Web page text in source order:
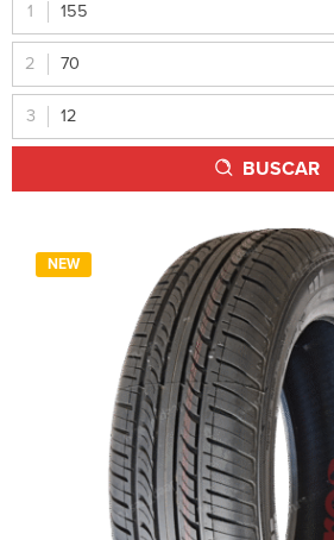
155
70
12
BUSCAR
NEW